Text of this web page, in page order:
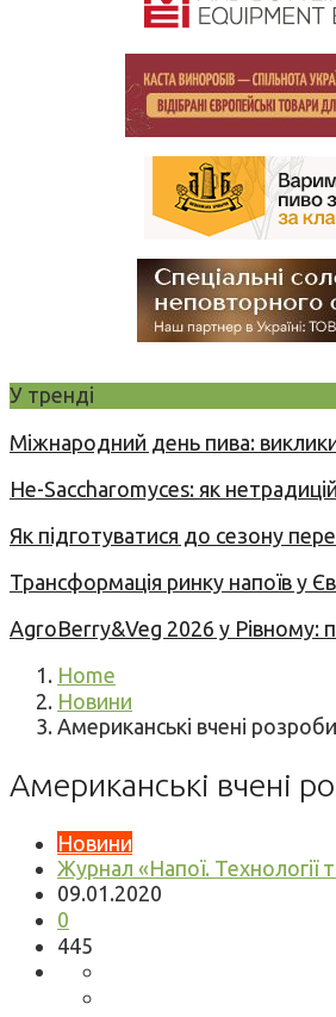
У тренді
Міжнародний день пива:
Не-Saccharomyces: як
Як підготуватися до сезону
Трансформація ринку напоїв у
AgroBerry&Veg 2026 у Рівному:
Home
Новини
Американські вчені
Американські вчені
Новини
Журнал «Напої. Технології
09.01.2020
0
445